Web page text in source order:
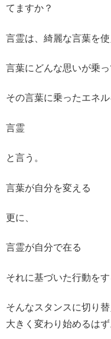
てますか？
言霊は、綺麗な言葉を
言葉にどんな思いが乗っ
その言葉に乗ったエネ
言霊
と言う。
言葉が自分を変える
更に、
言霊が自分で在る
それに基づいた行動をす
そんなスタンスに切り
大きく変わり始めるはず